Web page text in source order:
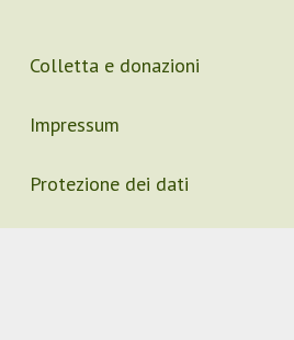
Colletta e donazioni
Impressum
Protezione dei dati